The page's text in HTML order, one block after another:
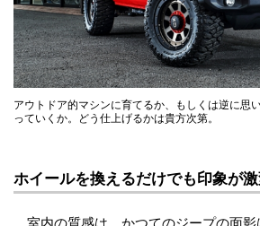
アウトドア的マシンに育てるか、もしくは逆に思
っていくか。どう仕上げるかは貴方次第。
ホイールを換えるだけでも印象が
室内の質感は、かつてのジープの面